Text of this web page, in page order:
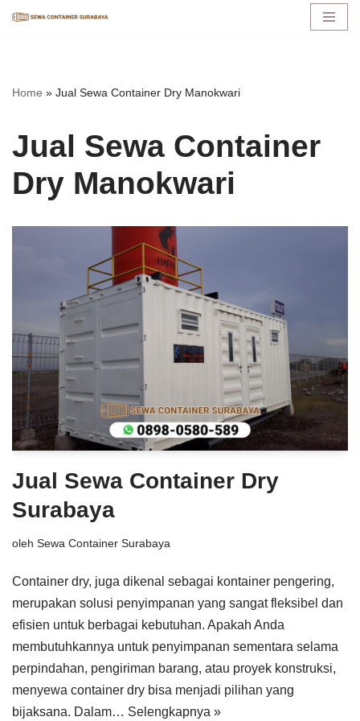
konten
Home » Jual Sewa Container Dry Manokwari
Jual Sewa Container
Dry Manokwari
Jual Sewa Container Dry
Surabaya
oleh Sewa Container Surabaya
Container dry, juga dikenal sebagai kontainer pengering,
merupakan solusi penyimpanan yang sangat fleksibel dan
efisien untuk berbagai kebutuhan. Apakah Anda
membutuhkannya untuk penyimpanan sementara selama
perpindahan, pengiriman barang, atau proyek konstruksi,
menyewa container dry bisa menjadi pilihan yang
bijaksana. Dalam… Selengkapnya »